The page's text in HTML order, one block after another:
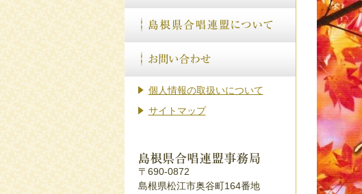
個人情報の取扱いについて
サイトマップ
〒690-0872
島根県松江市奥谷町164番地